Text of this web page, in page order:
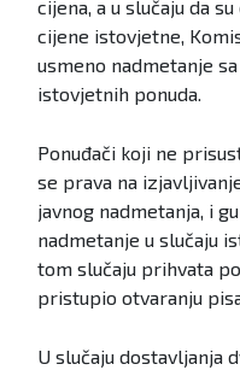
cijena, a u slučaju da
cijene istovjetne,
usmeno nadmetanje
istovjetnih ponuda.
Ponuđači koji ne
se prava na
javnog nadmetanja, i
nadmetanje u slučaju
tom slučaju prihvata
pristupio otvaranju
U slučaju dostavljanja